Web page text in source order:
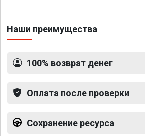
Наши преимущества
100% возврат денег
Оплата после проверки
Сохранение ресурса